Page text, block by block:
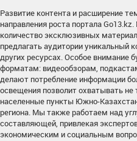
Развитие контента и расширение
направления роста портала
количество эксклюзивных
предлагать аудитории уникальный
других ресурсах. Особое
форматам: видеообзорам,
делают потребление информации
освещения позволит охватывать
населенные пункты Южно-
региона. Мы также работаем над
составляющей, привлекая
экономическим и социальным